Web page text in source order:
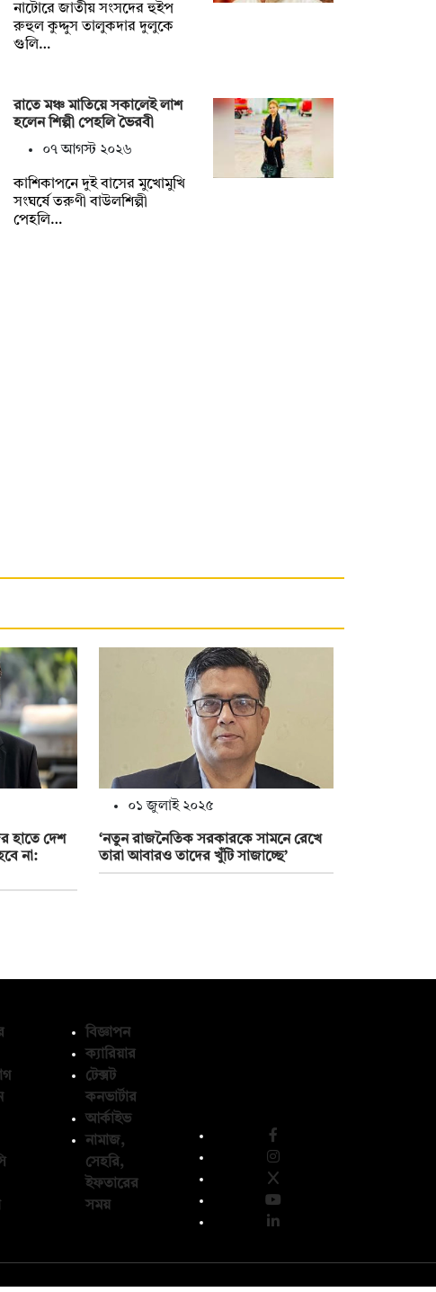
নাটোরে জাতীয় সংসদের হুইপ
রুহুল কুদ্দুস তালুকদার দুলুকে
গুলি…
রাতে মঞ্চ মাতিয়ে সকালেই লাশ
হলেন শিল্পী পেহলি ভৈরবী
০৭ আগস্ট ২০২৬
কাশিকাপনে দুই বাসের মুখোমুখি
সংঘর্ষে তরুণী বাউলশিল্পী
পেহলি…
হাতে দেশ
না:
০১ জুলাই ২০২৫
‘নতুন রাজনৈতিক সরকারকে সামনে রেখে
তারা আবারও তাদের খুঁটি সাজাচ্ছে’
বিজ্ঞাপন
ক্যারিয়ার
টেক্সট
কনভার্টার
আর্কাইভ
নামাজ,
সেহরি,
ইফতারের
সময়